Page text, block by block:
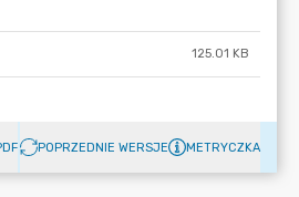
125.01 KB
POPRZEDNIE WERSJE METRYCZKA